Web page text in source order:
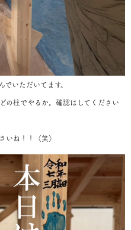
いただいてます。
の柱でやるか。確認はしてください
いね！！（笑）